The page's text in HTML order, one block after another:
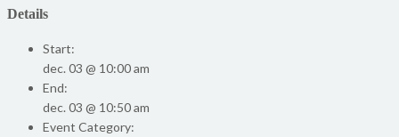
Details
Start:
dec. 03 @ 10:00 am
End:
dec. 03 @ 10:50 am
Event Category: